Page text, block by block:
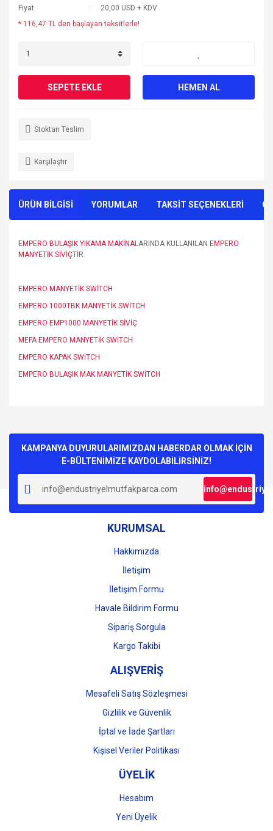
Fiyat
20,00 USD + KDV
* 116,47 TL den başlayan taksitlerle!
SEPETE EKLE HEMEN AL
Stoktan Teslim
Karşılaştır
ÜRÜN BİLGİSİ YORUMLAR TAKSİT SEÇENEKLERİ
EMPERO BULAŞIK YIKAMA MAKİNALARINDA KULLANILAN EMPERO
MANYETİK SİVİÇTİR.
EMPERO MANYETİK SWİTCH
EMPERO 1000TBK MANYETİK SWİTCH
EMPERO EMP1000 MANYETİK SİVİÇ
MEFA EMPERO MANYETİK SWİTCH
EMPERO KAPAK SWİTCH
EMPERO BULAŞIK MAK MANYETİK SWİTCH
Yorum Yaz
kullanarak tarafımıza iletebilirsiniz.
Görüş ve önerileriniz için teşekkür ederiz.
Ürün resmi kalitesiz, bozuk veya görüntülenemiyor.
Ürün açıklamasında eksik bilgiler bulunuyor.
Ürün bilgilerinde hatalar bulunuyor.
Ürün fiyatı diğer sitelerden daha pahalı.
Gönder
KAMPANYA DUYURULARIMIZDAN HABERDAR OLMAK İÇİN
E-BÜLTENİMİZE KAYDOLABİLİRSİNİZ!
KURUMSAL
Hakkımızda
İletişim
İletişim Formu
Havale Bildirim Formu
Sipariş Sorgula
Kargo Takibi
ALIŞVERİŞ
Mesafeli Satış Sözleşmesi
Gizlilik ve Güvenlik
İptal ve İade Şartları
Kişisel Veriler Politikası
ÜYELİK
Hesabım
Yeni Üyelik